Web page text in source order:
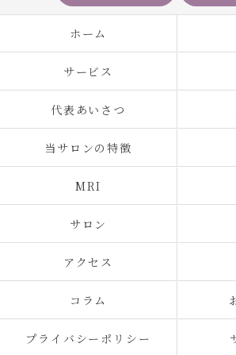
ホーム
サービス
代表あいさつ
当サロンの特徴
MRI
サロン
アクセス
コラム
プライバシーポリシー